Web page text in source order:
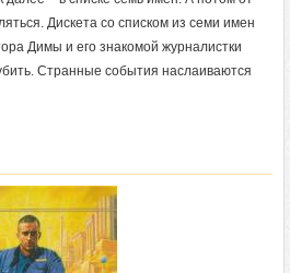
Дискета со списком из семи имен
Димы и его знакомой журналистки
Странные события наслаиваются